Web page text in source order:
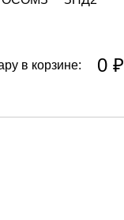
в корзине: 0 ₽